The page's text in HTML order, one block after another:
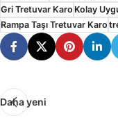
Gri Tretuvar Karo Kolay
Rampa Taşı Tretuvar Karo
Daha yeni